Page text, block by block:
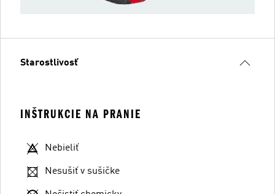
Starostlivosť
INŠTRUKCIE NA PRANIE
Nebieliť
Nesušiť v sušičke